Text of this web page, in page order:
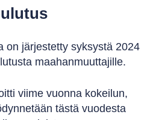
on järjestetty syksystä 2024
maahanmuuttajille.
viime vuonna kokeilun,
tästä vuodesta